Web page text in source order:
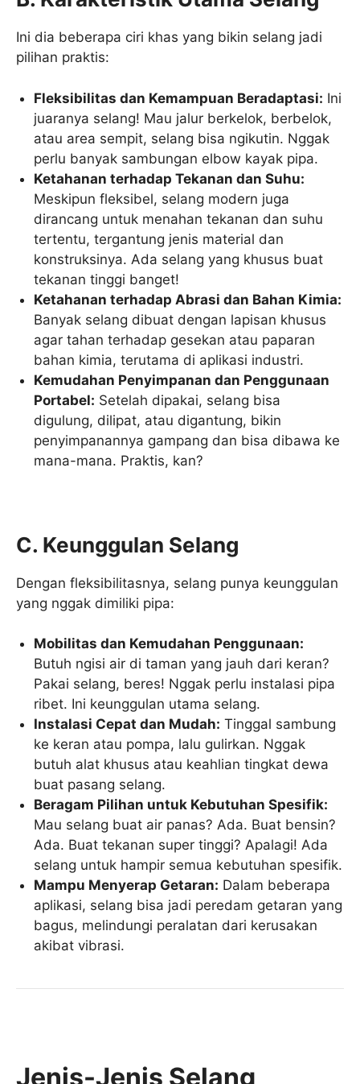
Ini dia beberapa ciri khas yang bikin selang jadi
pilihan praktis:
Fleksibilitas dan Kemampuan Beradaptasi: Ini
juaranya selang! Mau jalur berkelok, berbelok,
atau area sempit, selang bisa ngikutin. Nggak
perlu banyak sambungan elbow kayak pipa.
Ketahanan terhadap Tekanan dan Suhu:
Meskipun fleksibel, selang modern juga
dirancang untuk menahan tekanan dan suhu
tertentu, tergantung jenis material dan
konstruksinya. Ada selang yang khusus buat
tekanan tinggi banget!
Ketahanan terhadap Abrasi dan Bahan Kimia:
Banyak selang dibuat dengan lapisan khusus
agar tahan terhadap gesekan atau paparan
bahan kimia, terutama di aplikasi industri.
Kemudahan Penyimpanan dan Penggunaan
Portabel: Setelah dipakai, selang bisa
digulung, dilipat, atau digantung, bikin
penyimpanannya gampang dan bisa dibawa ke
mana-mana. Praktis, kan?
C. Keunggulan Selang
Dengan fleksibilitasnya, selang punya keunggulan
yang nggak dimiliki pipa:
Mobilitas dan Kemudahan Penggunaan:
Butuh ngisi air di taman yang jauh dari keran?
Pakai selang, beres! Nggak perlu instalasi pipa
ribet. Ini keunggulan utama selang.
Instalasi Cepat dan Mudah: Tinggal sambung
ke keran atau pompa, lalu gulirkan. Nggak
butuh alat khusus atau keahlian tingkat dewa
buat pasang selang.
Beragam Pilihan untuk Kebutuhan Spesifik:
Mau selang buat air panas? Ada. Buat bensin?
Ada. Buat tekanan super tinggi? Apalagi! Ada
selang untuk hampir semua kebutuhan spesifik.
Mampu Menyerap Getaran: Dalam beberapa
aplikasi, selang bisa jadi peredam getaran yang
bagus, melindungi peralatan dari kerusakan
akibat vibrasi.
Jenis-Jenis Selang